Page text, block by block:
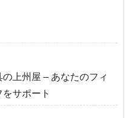
上州屋 – あなたのフィ
サポート